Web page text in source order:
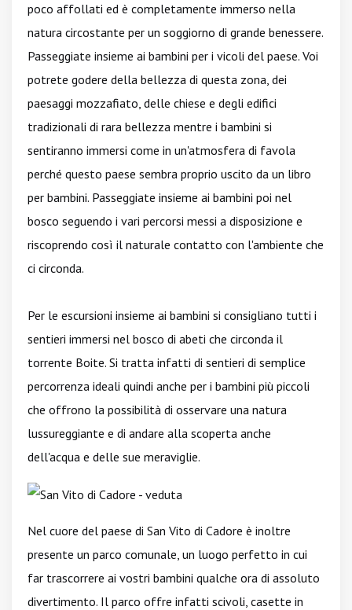
poco affollati ed è completamente immerso nella
natura circostante per un soggiorno di grande benessere.
Passeggiate insieme ai bambini per i vicoli del paese. Voi
potrete godere della bellezza di questa zona, dei
paesaggi mozzafiato, delle chiese e degli edifici
tradizionali di rara bellezza mentre i bambini si
sentiranno immersi come in un'atmosfera di favola
perché questo paese sembra proprio uscito da un libro
per bambini. Passeggiate insieme ai bambini poi nel
bosco seguendo i vari percorsi messi a disposizione e
riscoprendo così il naturale contatto con l'ambiente che
ci circonda.
Per le escursioni insieme ai bambini si consigliano tutti i
sentieri immersi nel bosco di abeti che circonda il
torrente Boite. Si tratta infatti di sentieri di semplice
percorrenza ideali quindi anche per i bambini più piccoli
che offrono la possibilità di osservare una natura
lussureggiante e di andare alla scoperta anche
dell'acqua e delle sue meraviglie.
Nel cuore del paese di San Vito di Cadore è inoltre
presente un parco comunale, un luogo perfetto in cui
far trascorrere ai vostri bambini qualche ora di assoluto
divertimento. Il parco offre infatti scivoli, casette in